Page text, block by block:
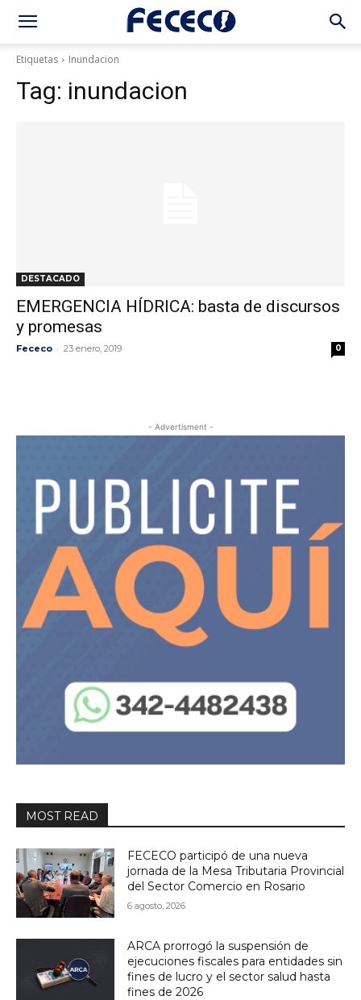
Etiquetas Inundacion
Tag: inundacion
DESTACADO
EMERGENCIA HÍDRICA: basta de discursos
y promesas
Fececo - 23 enero, 2019 0
- Advertisment -
MOST READ
FECECO participó de una nueva
jornada de la Mesa Tributaria Provincial
del Sector Comercio en Rosario
6 agosto, 2026
ARCA prorrogó la suspensión de
ejecuciones fiscales para entidades sin
fines de lucro y el sector salud hasta
fines de 2026